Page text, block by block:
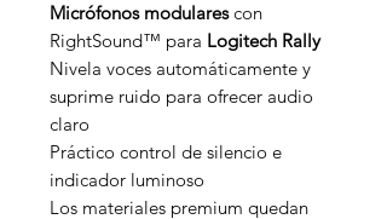
Micrófonos modularescon
RightSound™ para Logitech Rally
Nivela voces automáticamente y
suprime ruido para ofrecer audio
claro
Práctico control de silencio e
indicador luminoso
Los materiales premium quedan